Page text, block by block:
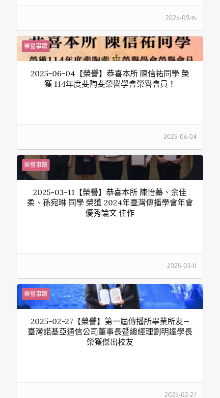
2025-09-15
榮譽事蹟
2025-06-04【榮譽】恭喜本所 陳信祐同學 榮
獲 114年度斐陶斐榮譽學會榮譽會員！
2025-06-04
榮譽事蹟
2025-03-11【榮譽】恭喜本所 陳怡蓁、余佳
柔、孫宛琳 同學 榮獲 2024年臺灣傳播學會年會
優秀論文 佳作
2025-03-11
榮譽事蹟
2025-02-27【榮譽】第一屆傳播所畢業所友—
臺灣諾基亞通信公司董事長暨總經理劉明達學長
榮獲傑出校友
2025-02-27